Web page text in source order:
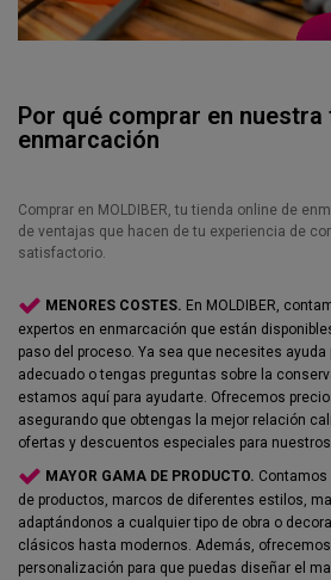
Por qué comprar en
enmarcación
Comprar en MOLDIBER, tu tienda online de
de ventajas que hacen de tu experiencia de
satisfactorio.
MENORES COSTES. En MOLDIBER,
expertos en enmarcación que están
paso del proceso. Ya sea que necesites
adecuado o tengas preguntas sobre la
estamos aquí para ayudarte. Ofrecemos
asegurando que obtengas la mejor relación
ofertas y descuentos especiales para
MAYOR GAMA DE PRODUCTO.
de productos, marcos de diferentes estilos,
adaptándonos a cualquier tipo de obra o
clásicos hasta modernos. Además,
personalización para que puedas diseñar el